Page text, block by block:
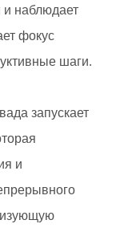
и наблюдает
фокус
шаги.
запускает
и